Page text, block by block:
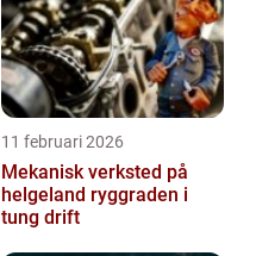
11 februari 2026
Mekanisk verksted på
helgeland ryggraden i
tung drift